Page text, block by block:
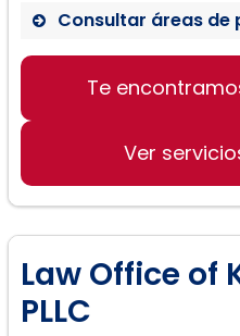
Consultar áreas de
Divorcio
Custodia de
Te
Ver
Law Office of
PLLC